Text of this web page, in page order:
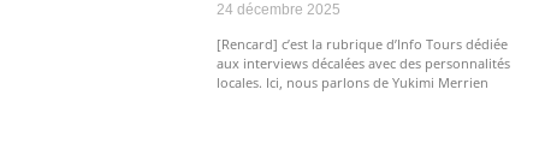
24 décembre 2025
[Rencard] c’est la rubrique d’Info Tours dédiée
aux interviews décalées avec des personnalités
locales. Ici, nous parlons de Yukimi Merrien